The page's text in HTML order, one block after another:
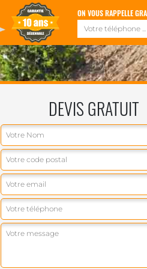
ON VOUS RAPPELLE
DEVIS GRATUIT